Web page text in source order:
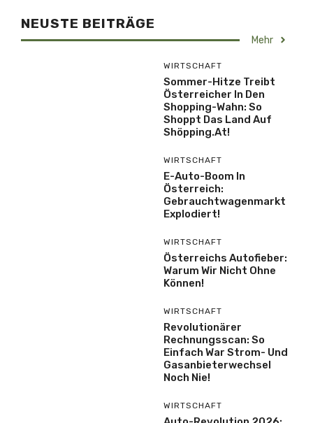
NEUSTE BEITRÄGE
Mehr
WIRTSCHAFT
Sommer-Hitze Treibt
Österreicher In Den
Shopping-Wahn: So
Shoppt Das Land Auf
Shöpping.at!
WIRTSCHAFT
E-Auto-Boom In
Österreich:
Gebrauchtwagenmarkt
Explodiert!
WIRTSCHAFT
Österreichs Autofieber:
Warum Wir Nicht Ohne
Können!
WIRTSCHAFT
Revolutionärer
Rechnungsscan: So
Einfach War Strom- Und
Gasanbieterwechsel
Noch Nie!
WIRTSCHAFT